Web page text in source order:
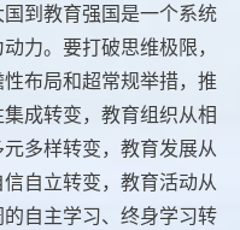
到教育强国是一个系统
力。要打破思维极限，
布局和超常规举措，推
成转变，教育组织从相
多样转变，教育发展从
自立转变，教育活动从
自主学习、终身学习转